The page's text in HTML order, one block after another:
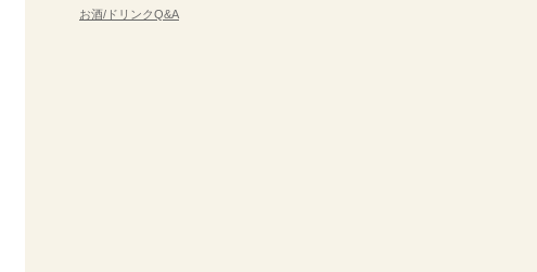
お酒/ドリンクQ&A